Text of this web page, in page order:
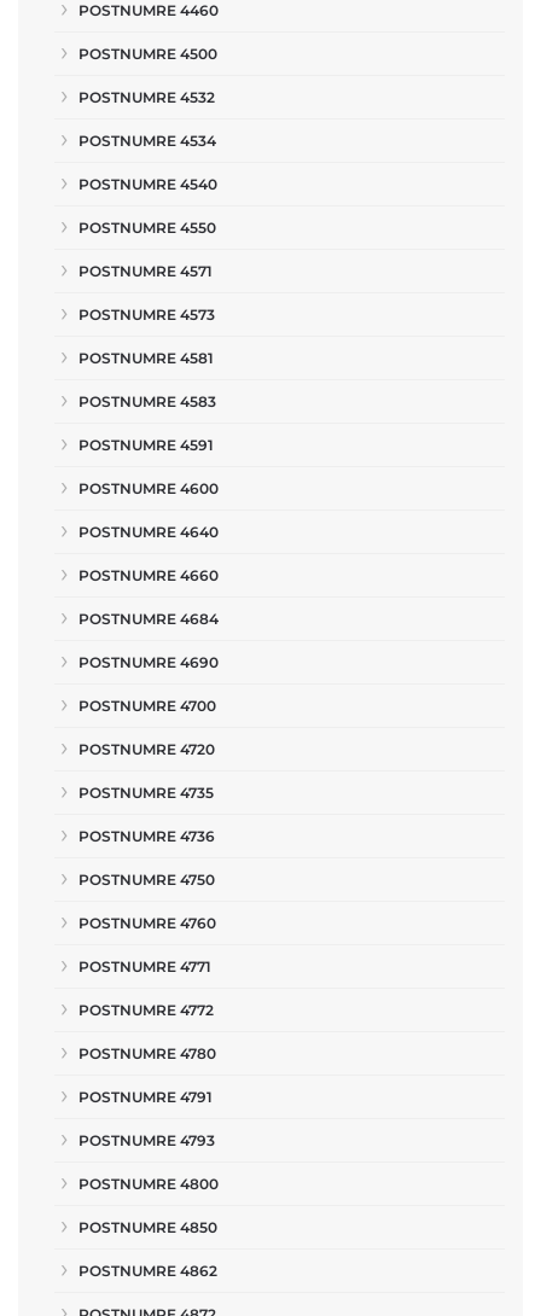
POSTNUMRE 4460
POSTNUMRE 4500
POSTNUMRE 4532
POSTNUMRE 4534
POSTNUMRE 4540
POSTNUMRE 4550
POSTNUMRE 4571
POSTNUMRE 4573
POSTNUMRE 4581
POSTNUMRE 4583
POSTNUMRE 4591
POSTNUMRE 4600
POSTNUMRE 4640
POSTNUMRE 4660
POSTNUMRE 4684
POSTNUMRE 4690
POSTNUMRE 4700
POSTNUMRE 4720
POSTNUMRE 4735
POSTNUMRE 4736
POSTNUMRE 4750
POSTNUMRE 4760
POSTNUMRE 4771
POSTNUMRE 4772
POSTNUMRE 4780
POSTNUMRE 4791
POSTNUMRE 4793
POSTNUMRE 4800
POSTNUMRE 4850
POSTNUMRE 4862